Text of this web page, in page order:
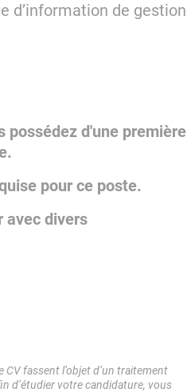
d’information de gestion
possédez d'une première
pour ce poste.
avec divers
fassent l’objet d’un traitement
d’étudier votre candidature, vous